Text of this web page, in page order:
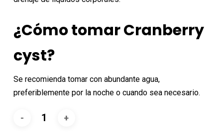
¿Cómo tomar Cranberry
cyst?
Se recomienda tomar con abundante agua,
preferiblemente por la noche o cuando sea necesario.